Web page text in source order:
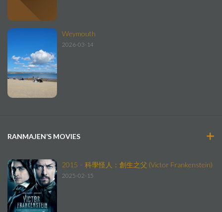
Weymouth
2026-03-14
RANMAJEN’S MOVIES
2015 – 科學怪人：創生之父 (Victor Frankenstein)
2025-02-15